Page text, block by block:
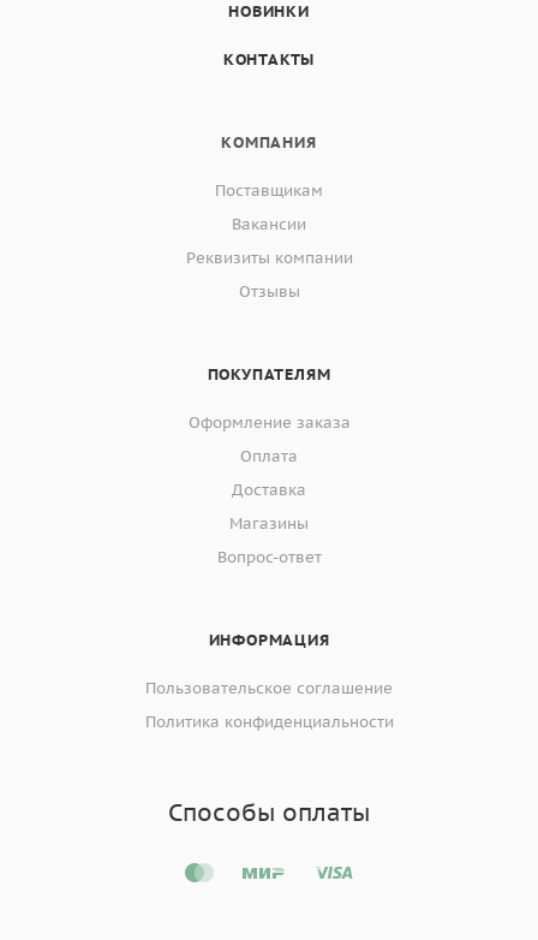
НОВИНКИ
КОНТАКТЫ
КОМПАНИЯ
Поставщикам
Вакансии
Реквизиты компании
Отзывы
ПОКУПАТЕЛЯМ
Оформление заказа
Оплата
Доставка
Магазины
Вопрос-ответ
ИНФОРМАЦИЯ
Пользовательское соглашение
Политика конфиденциальности
Способы оплаты